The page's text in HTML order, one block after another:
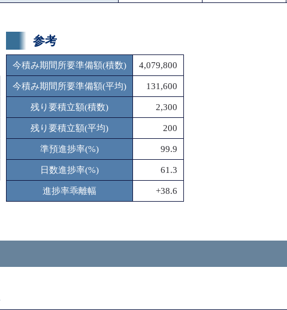
参考
今積み期間所要準備額(積数) 4,079,800
今積み期間所要準備額(平均) 131,600
残り要積立額(積数) 2,300
残り要積立額(平均) 200
準預進捗率(%) 99.9
日数進捗率(%) 61.3
進捗率乖離幅 +38.6